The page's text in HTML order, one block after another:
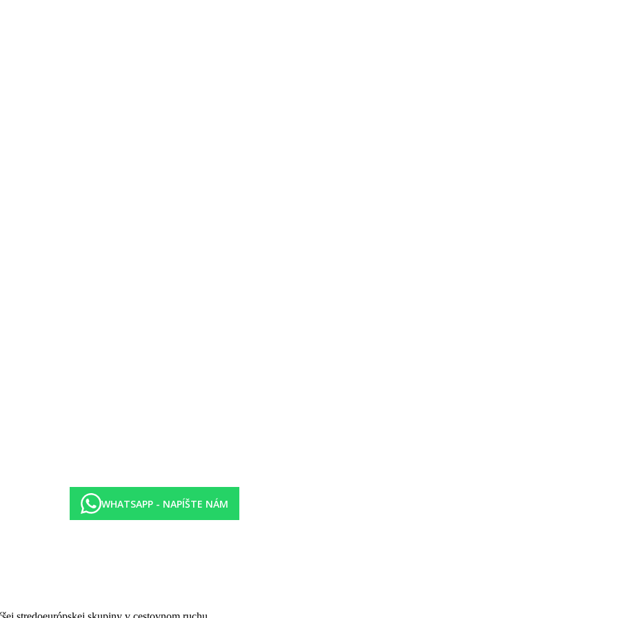
šmykľavkou patrí 9 bazénov so sladkou vodou a samostatný detský bazénik (s otváracou dobou od januára do decembra). Tu sú k
osviežujúce nápoje. (otvorené od 10:00 - 18:00).
poplatok), minigolf, biliard (prípadne za poplatok), stolný tenis (prípadne za poplatok), basketbal, tenis (zdarma), aerobik, fitness, joga a
bicyklov, miestnosť na bicykle (zadarmo) a organizované výlety na bicykloch (zadarmo). Ponuka wellness: solárium zadarmo.
za poplatok. Zábava pre dospelých: animačný program s večernou show a živou hudbou. Deti nájdu vo vonkajších priestoroch
miniklub a babysitting (za poplatok). Herňa.
karty: American Express, Euro/MasterCard a Visa.
WHATSAPP - NAPÍŠTE NÁM